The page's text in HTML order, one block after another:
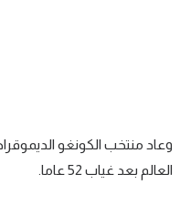
وعاد منتخب الكونغو
العالم بعد غياب 52 عاما.